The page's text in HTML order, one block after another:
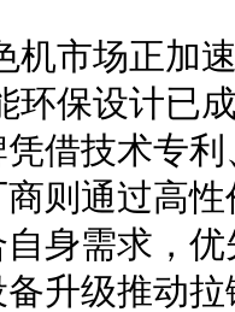
机市场正加
环保设计已
借技术专
则通过高
身需求，
升级推动